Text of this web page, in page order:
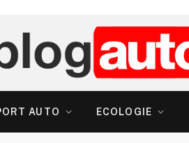
AUTO ECOLOGIE